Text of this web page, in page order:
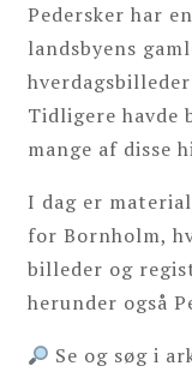
Pedersker har
landsbyens
Tidligere havde
mange af disse
I dag er
for Bornholm,
billeder og
herunder også
Se og søg i